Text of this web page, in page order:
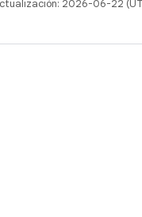
2026-06-22